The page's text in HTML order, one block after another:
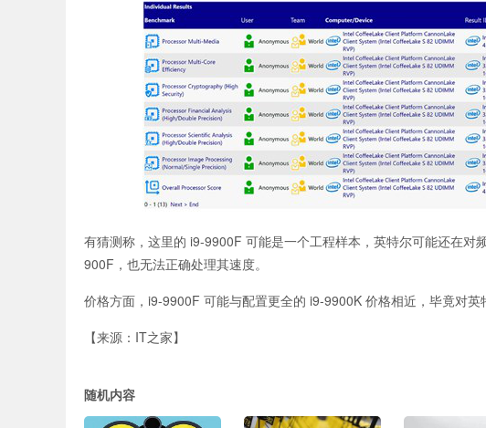
有猜测称，这里的 i9-9900F 可能是一个工程样本，英特尔可能还在
900F，也无法正确处理其速度。
价格方面，i9-9900F 可能与配置更全的 i9-9900K 价格相近，毕竟对英
【来源：IT之家】
随机内容